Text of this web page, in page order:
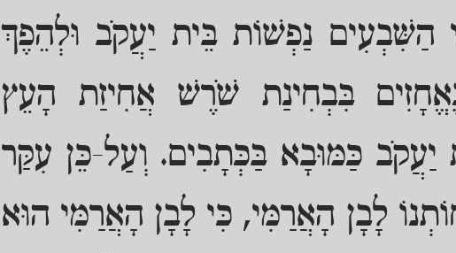
הַשִּׁבְעִים נַפְשׁוֹת בֵּית יַעֲקֹב וּלְהֵפֶךְ
בִּבְחִינַת שֹׁרֶשׁ אֲחִיזַת הָעֵץ
כַּמּוּבָא בַּכְּתָבִים. וְעַל-כֵּן עִקַּר
לָבָן הָאֲרַמִּי, כִּי לָבָן הָאֲרַמִּי הוּא